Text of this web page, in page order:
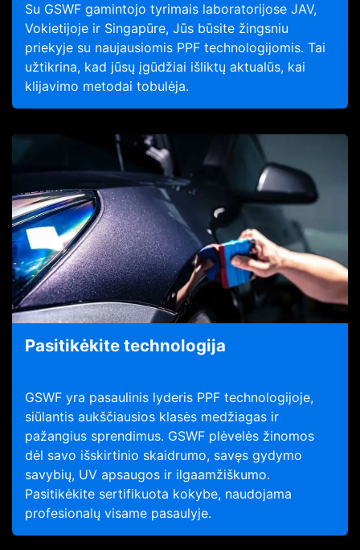
Su GSWF gamintojo tyrimais laboratorijose JAV,
Vokietijoje ir Singapūre, Jūs būsite žingsniu
priekyje su naujausiomis PPF technologijomis. Tai
užtikrina, kad jūsų įgūdžiai išliktų aktualūs, kai
klijavimo metodai tobulėja.
Pasitikėkite technologija
GSWF yra pasaulinis lyderis PPF technologijoje,
siūlantis aukščiausios klasės medžiagas ir
pažangius sprendimus. GSWF plėvelės žinomos
dėl savo išskirtinio skaidrumo, savęs gydymo
savybių, UV apsaugos ir ilgaamžiškumo.
Pasitikėkite sertifikuota kokybe, naudojama
profesionalų visame pasaulyje.